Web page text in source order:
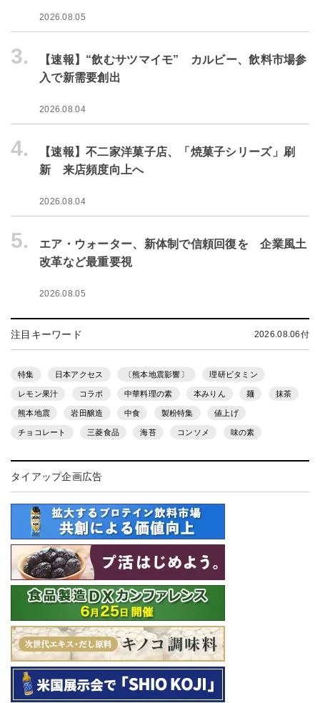
2026.08.05
3.
【速報】“飲むサツマイモ” カルビー、飲料市場参
入で新需要創出
2026.08.04
4.
【速報】不二家洋菓子店、「焼菓子シリーズ」刷
新 来店頻度向上へ
2026.08.04
5.
エア・ウォーター、新体制で信頼回復を 企業風土
改革など最重要視
2026.08.05
注目キーワード 2026.08.06付
特集 日本アクセス 〔熊本地震影響〕 理研ビタミン
レモン果汁 コラボ 中華料理の素 本みりん 麺 抹茶
熊本地震 岩田醸造 中食 製粉特集 値上げ
チョコレート 三菱食品 海苔 コンソメ 味の素
タイアップ企画広告